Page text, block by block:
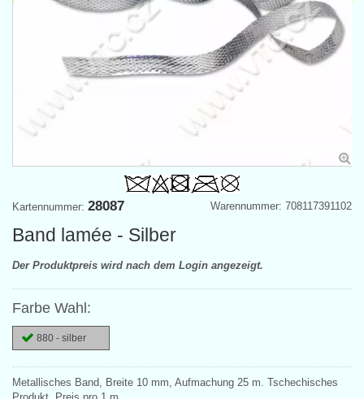
Warennummer: 708117391102
Kartennummer: 28087
Band lamée - Silber
Der Produktpreis wird nach dem Login angezeigt.
Farbe Wahl:
880 - silber
Metallisches Band, Breite 10 mm, Aufmachung 25 m. Tschechisches
Produkt, Preis pro 1 m.